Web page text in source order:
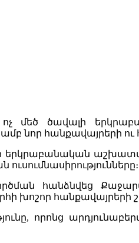
մեծ ծավալի
հանքավայրերի ու
երկրաբանական
հանձնվեց
խոշոր հանքավայրերի
որոնց